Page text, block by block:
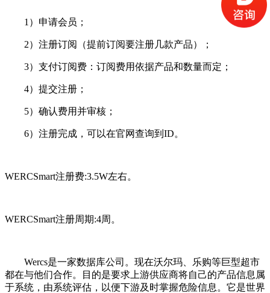
1）申请会员；
2）注册订阅（提前订阅要注册几款产品）；
3）支付订阅费：订阅费用依据产品和数量而定；
4）提交注册；
5）确认费用并审核；
6）注册完成，可以在官网查询到ID。
WERCSmart注册费:3.5W左右。
WERCSmart注册周期:4周。
Wercs是一家数据库公司。现在沃尔玛、乐购等巨型超市
都在与他们合作。目的是要求上游供应商将自己的产品信息属
于系统，由系统评估，以便下游及时掌握危险信息。它是世界